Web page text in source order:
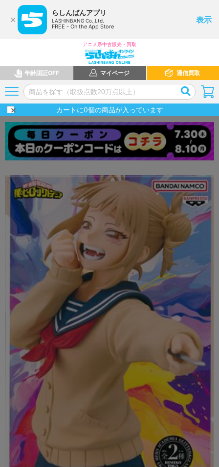
らしんばんアプリ
LASHINBANG Co.,Ltd.
FREE - On the App Store
表示
アニメ系中古販売・買取
年齢認証OFF マイページ 通信買取
カートに0個の商品が入っています